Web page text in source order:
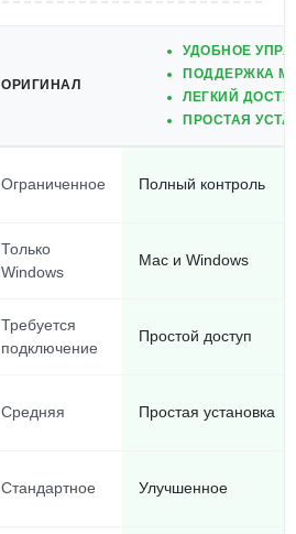
ОРИГИНАЛ
УДОБНОЕ
ПОДДЕРЖКА
ЛЕГКИЙ
ПРОСТАЯ
Ограниченное Полный контроль
Только
Windows
Mac и Windows
Требуется
подключение
Простой доступ
Средняя Простая установка
Стандартное Улучшенное